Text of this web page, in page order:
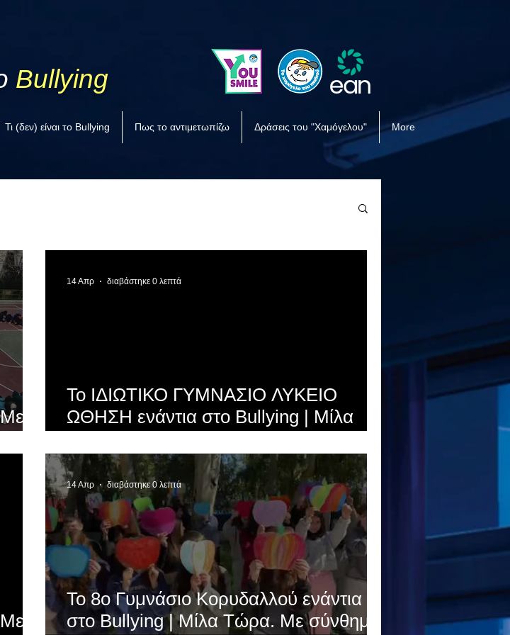
Bullying
Τι (δεν) είναι το Bullying Πως το αντιμετωπίζω Δράσεις του "Χαμόγελου" More
Το ΙΔΙΩΤΙΚΟ ΓΥΜΝΑΣΙΟ ΛΥΚΕΙΟ
ΩΘΗΣΗ ενάντια στο Bullying | Μίλα
τα σχολεία της Ελλάδας ενώνουν τις
δυνάμεις τους ενάντια στο Bullying
14 Απρ διαβάστηκε 0 λεπτά
Το 8o Γυμνάσιο Κορυδαλλού ενάντια
στο Bullying | Μίλα Τώρα. Με σύνθημα
14 Απρ διαβάστηκε 0 λεπτά